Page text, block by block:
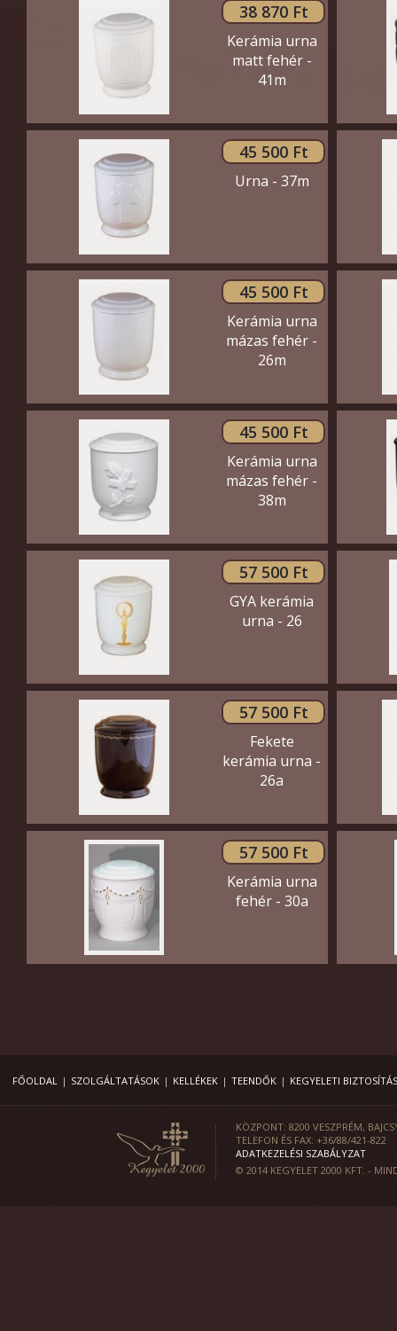
38 870 Ft
Kerámia urna
matt fehér -
41m
45 500 Ft
Urna - 37m
45 500 Ft
Kerámia urna
mázas fehér -
26m
45 500 Ft
Kerámia urna
mázas fehér -
38m
57 500 Ft
GYA kerámia
urna - 26
57 500 Ft
Fekete
kerámia urna -
26a
57 500 Ft
Kerámia urna
fehér - 30a
© 2014 KEGYELET 2000 KFT. -
KÖZPONT: 8200 VESZPRÉM,
TELEFON ÉS FAX: +36/88/421-822
ADATKEZELÉSI SZABÁLYZAT
FŐOLDAL | SZOLGÁLTATÁSOK | KELLÉKEK | TEENDŐK | KEGYELETI BIZTOSÍTÁS